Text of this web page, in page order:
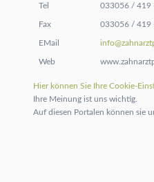
Tel 033056 / 419
Fax 033056 / 419
EMail
Web
Hier können Sie Ihre Cookie-
Ihre Meinung ist uns wichtig.
Auf diesen Portalen können sie